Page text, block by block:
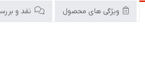
ویژگی های محصول نقد و